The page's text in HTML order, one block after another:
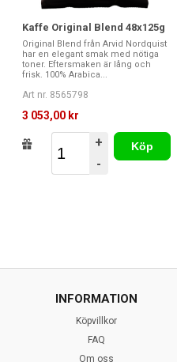
Kaffe Original Blend 48x125g
Original Blend från Arvid Nordquist
har en elegant smak med nötiga
toner. Eftersmaken är lång och
frisk. 100% Arabica...
Art nr. 8565798
3 053,00 kr
+
-
Köp
INFORMATION
Köpvillkor
FAQ
Om oss